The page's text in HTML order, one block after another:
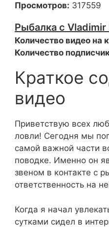
Просмотров: 317559
Рыбалка с Vladimir
Количество видео на
Количество
Краткое
видео
Приветствую всех
ловли! Сегодня мы
самой важной части
поводке. Именно он
звеном в контакте с
ответственность на
Когда я начал
сутками сидел в